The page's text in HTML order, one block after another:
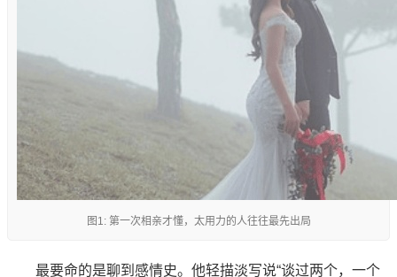
图1: 第一次相亲才懂，太用力的人往往最先出局
最要命的是聊到感情史。他轻描淡写说“谈过两个，一个